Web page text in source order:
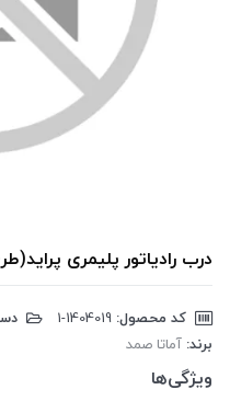
درب رادیاتور پلیمری پراید(طرح ریو)
کد محصول:
برند: آماتا صمد
ویژگی‌ها